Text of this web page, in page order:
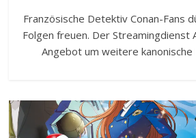
Französische Detektiv Conan-Fans
Folgen freuen. Der Streamingdienst
Angebot um weitere kanonische